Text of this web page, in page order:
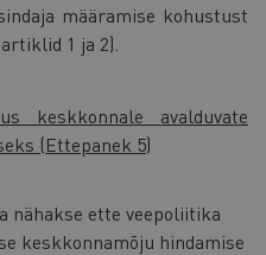
määramise kohustust
1 ja 2).
keskkonnale avalduvate
(Ettepanek 5)
nähakse ette veepoliitika
keskkonnamõju hindamise